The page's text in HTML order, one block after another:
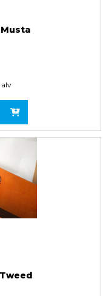
alv